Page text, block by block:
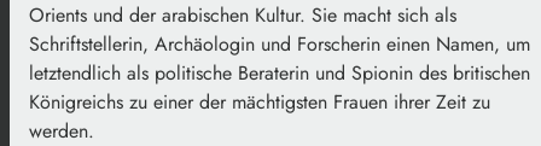
Orients und der arabischen Kultur. Sie macht sich als
Schriftstellerin, Archäologin und Forscherin einen Namen, um
letztendlich als politische Beraterin und Spionin des britischen
Königreichs zu einer der mächtigsten Frauen ihrer Zeit zu
werden.